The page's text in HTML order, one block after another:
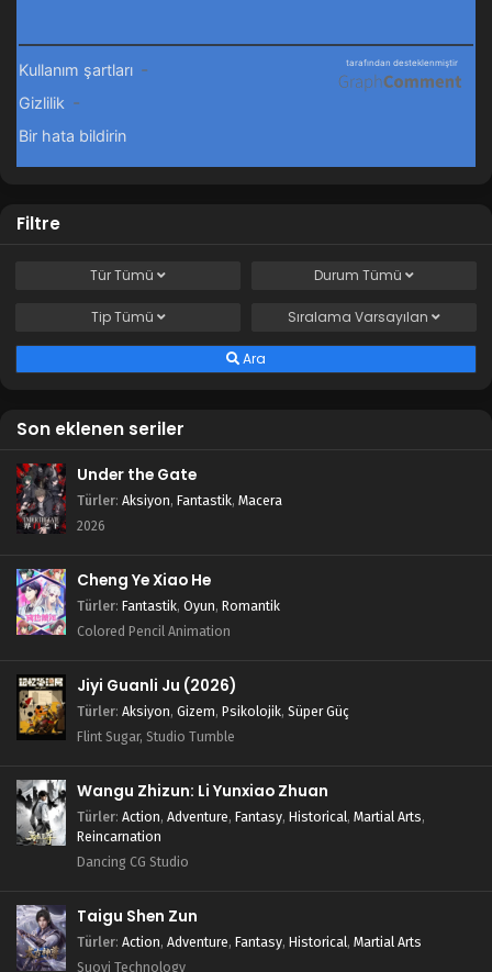
Filtre
TürTümü Durum Tümü
TipTümü Sıralama Varsayılan
Ara
Son eklenen seriler
Under the Gate
Türler: Aksiyon, Fantastik, Macera
2026
Cheng Ye Xiao He
Türler: Fantastik, Oyun, Romantik
Colored Pencil Animation
Jiyi Guanli Ju (2026)
Türler: Aksiyon, Gizem, Psikolojik, Süper Güç
Flint Sugar, Studio Tumble
Wangu Zhizun: Li Yunxiao Zhuan
Türler: Action, Adventure, Fantasy, Historical, Martial Arts,
Reincarnation
Dancing CG Studio
Taigu Shen Zun
Türler: Action, Adventure, Fantasy, Historical, Martial Arts
Suoyi Technology